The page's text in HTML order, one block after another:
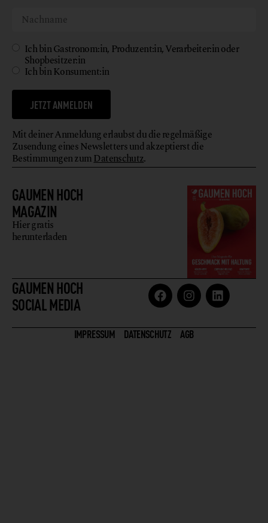
GAUMEN HOCH
MAGAZIN
Hier gratis
herunterladen
GAUMEN HOCH
SOCIAL MEDIA
Ich bin Gastronom:in, Produzent:in, Verarbeiter:in oder
Shopbesitzer:in
Ich bin Konsument:in
JETZT ANMELDEN
Mit deiner Anmeldung erlaubst du die regelmäßige
Zusendung eines Newsletters und akzeptierst die
Bestimmungen zumDatenschutz.
IMPRESSUM DATENSCHUTZ AGB